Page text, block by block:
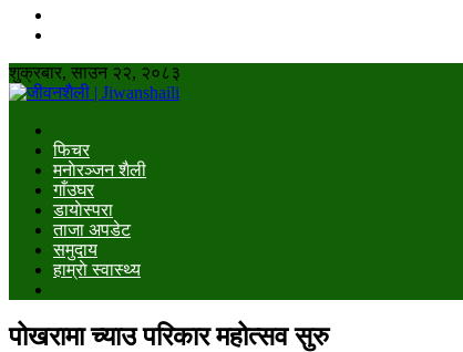
शुक्रबार, साउन २२, २०८३
फिचर
मनाेरञ्जन शैली
गाँउघर
डायाेस्परा
ताजा अपडेट
समुदाय
हाम्राे स्वास्थ्य
पोखरामा च्याउ परिकार महोत्सव सुरु